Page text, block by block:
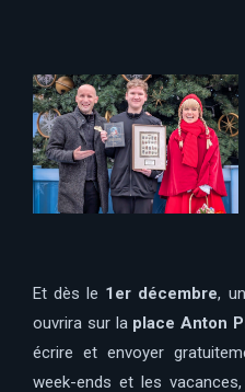
Et dès le 1er décembre,
ouvrira sur la place Anton
écrire et envoyer
week-ends et les